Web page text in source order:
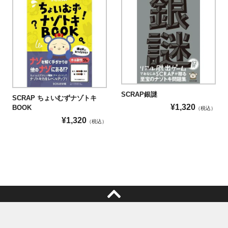
SCRAP ちょいむずナゾトキ
BOOK
¥1,320 （税込）
SCRAP銀謎
¥1,320 （税込）